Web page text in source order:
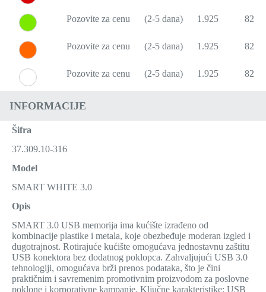
Pozovite za cenu (2-5 dana) 1.925 823
Pozovite za cenu (2-5 dana) 1.925 823
Pozovite za cenu (2-5 dana) 1.925 823
INFORMACIJE
Šifra
37.309.10-316
Model
SMART WHITE 3.0
Opis
SMART 3.0 USB memorija ima kućište izrađeno od
kombinacije plastike i metala, koje obezbeđuje moderan izgled i
dugotrajnost. Rotirajuće kućište omogućava jednostavnu zaštitu
USB konektora bez dodatnog poklopca. Zahvaljujući USB 3.0
tehnologiji, omogućava brži prenos podataka, što je čini
praktičnim i savremenim promotivnim proizvodom za poslovne
poklone i korporativne kampanje. Ključne karakteristike: USB